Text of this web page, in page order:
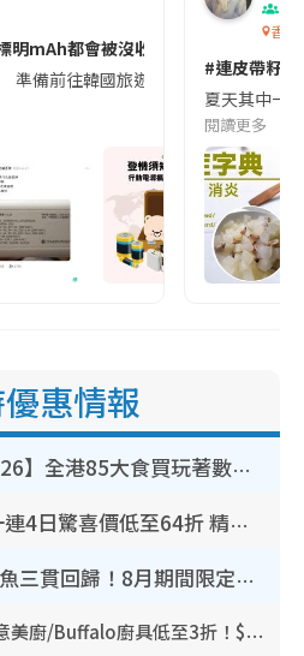
明mAh都會被沒收😱出發前切記檢查
準備前往韓國旅遊的民眾，近期要
香港
#連皮帶籽
夏天其中一
閱讀更多
惠情報
【8月生日優惠2026】全港85大食買玩著數攻略 自助餐/火鍋放題同行免費＋誠品/DONKI送現金券
超市優惠｜百佳一連4日驚喜價低至64折 精選貨品$6.5起！指定周末分店免費試食+送$20現金券
壽司郎$17生三文魚三貫回歸！8月期間限定創業祭 $10白碟優惠／$12大切長鰭大吞拿魚腩
廚具優惠｜普樂氏/意美廚/Buffalo廚具低至3折！$89起買煎鍋／炒鑊／個人鍋 同場小家電激減至$99起